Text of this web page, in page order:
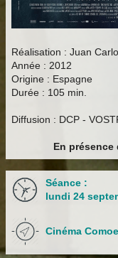
Réalisation : Juan
Année : 2012
Origine : Espagne
Durée : 105 min.
Diffusion : DCP -
En présence
Séance :
lundi 24
Cinéma